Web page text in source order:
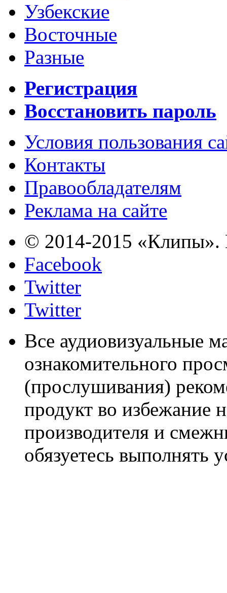
Узбекские
Восточные
Разные
Регистрация
Восстановить пароль
Условия пользования
Контакты
Правообладателям
Реклама на сайте
© 2014-2015 «Клипы».
Facebook
Twitter
Twitter
Все аудиовизуальные
ознакомительного
(прослушивания)
продукт во избежание
производителя и
обязуетесь выполнять